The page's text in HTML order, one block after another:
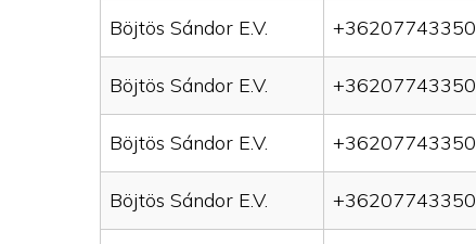
Böjtös Sándor E.V. +36207743350
Böjtös Sándor E.V. +36207743350
Böjtös Sándor E.V. +36207743350
Böjtös Sándor E.V. +36207743350